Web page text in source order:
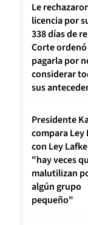
Le
licencia por
338 días de
Corte ordenó
pagarla por
considerar
sus
Presidente
compara Ley
con Ley
"hay veces
malutilizan
algún grupo
pequeño"